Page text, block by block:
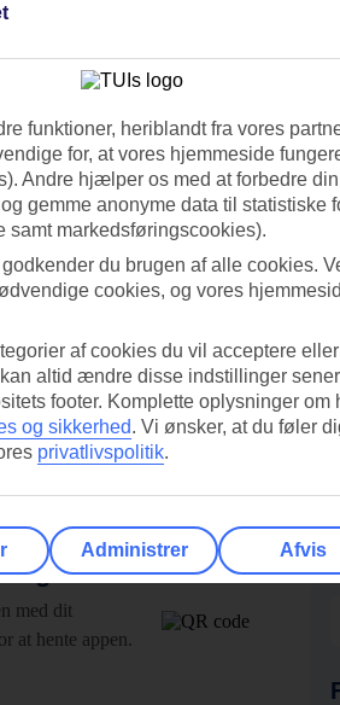
dag!
med dit
at hente appen.
funktioner, heriblandt fra vores
for, at vores hjemmeside
Andre hjælper os med at forbedre
gemme anonyme data til statistiske
samt markedsføringscookies).
du brugen af alle cookies.
cookies, og vores
af cookies du vil acceptere
altid ændre disse indstillinger
footer. Komplette oplysninger om
og sikkerhed. Vi ønsker, at du føler
privatlivspolitik.
Administrer Afvis